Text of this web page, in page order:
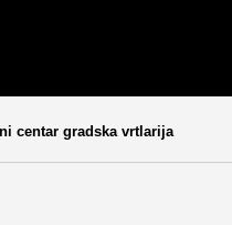
centar gradska vrtlarija